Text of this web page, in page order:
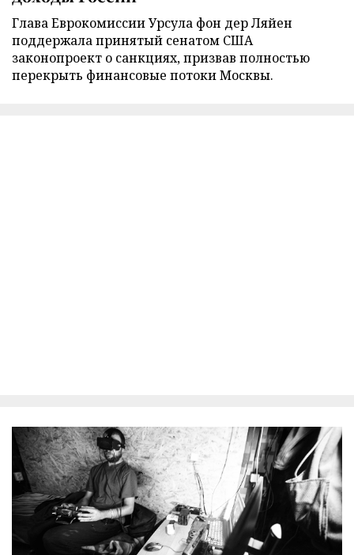
Глава Еврокомиссии Урсула фон дер Ляйен
поддержала принятый сенатом США
законопроект о санкциях, призвав полностью
перекрыть финансовые потоки Москвы.